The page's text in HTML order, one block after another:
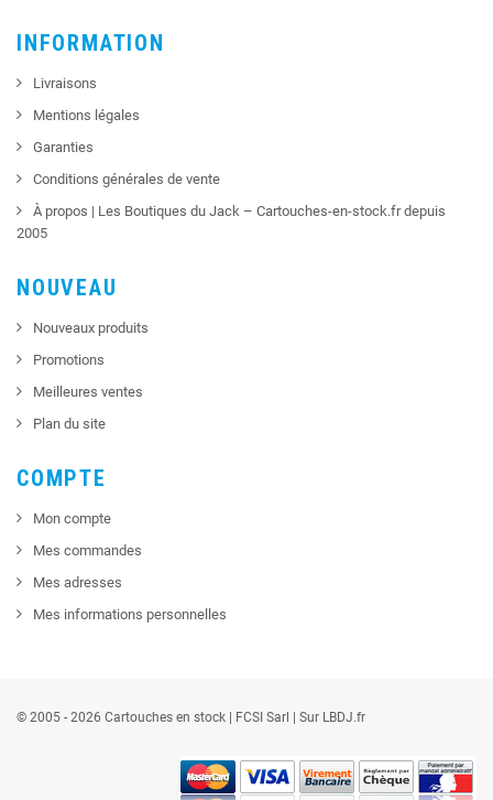
INFORMATION
Livraisons
Mentions légales
Garanties
Conditions générales de vente
À propos | Les Boutiques du Jack – Cartouches-en-stock.fr depuis
2005
NOUVEAU
Nouveaux produits
Promotions
Meilleures ventes
Plan du site
COMPTE
Mon compte
Mes commandes
Mes adresses
Mes informations personnelles
© 2005 - 2026 Cartouches en stock | FCSI Sarl | Sur LBDJ.fr